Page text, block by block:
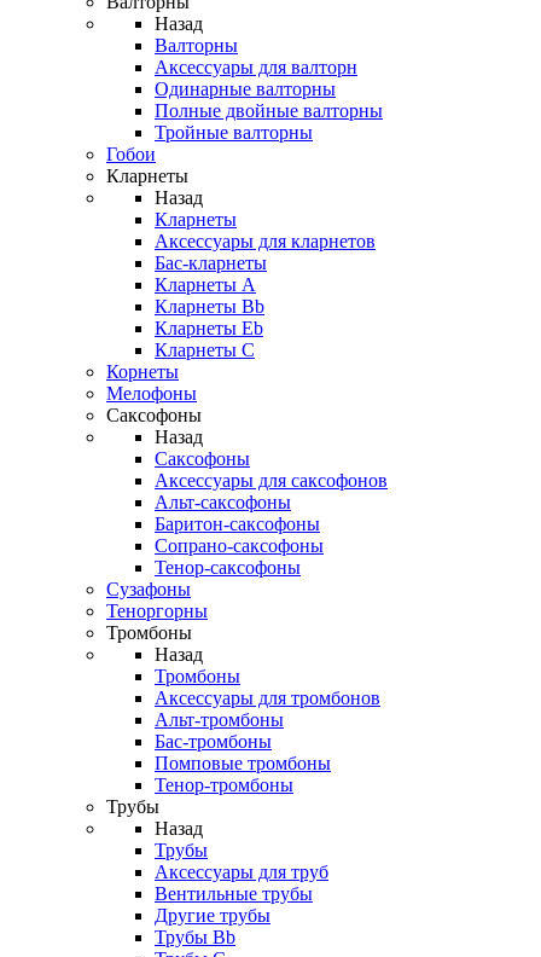
Назад
Валторны
Аксессуары для валторн
Одинарные валторны
Полные двойные валторны
Тройные валторны
Гобои
Кларнеты
Назад
Кларнеты
Аксессуары для кларнетов
Бас-кларнеты
Кларнеты A
Кларнеты Bb
Кларнеты Eb
Кларнеты С
Корнеты
Мелофоны
Саксофоны
Назад
Саксофоны
Аксессуары для саксофонов
Альт-саксофоны
Баритон-саксофоны
Сопрано-саксофоны
Тенор-саксофоны
Сузафоны
Теноргорны
Тромбоны
Назад
Тромбоны
Аксессуары для тромбонов
Альт-тромбоны
Бас-тромбоны
Помповые тромбоны
Тенор-тромбоны
Трубы
Назад
Трубы
Аксессуары для труб
Вентильные трубы
Другие трубы
Трубы Bb